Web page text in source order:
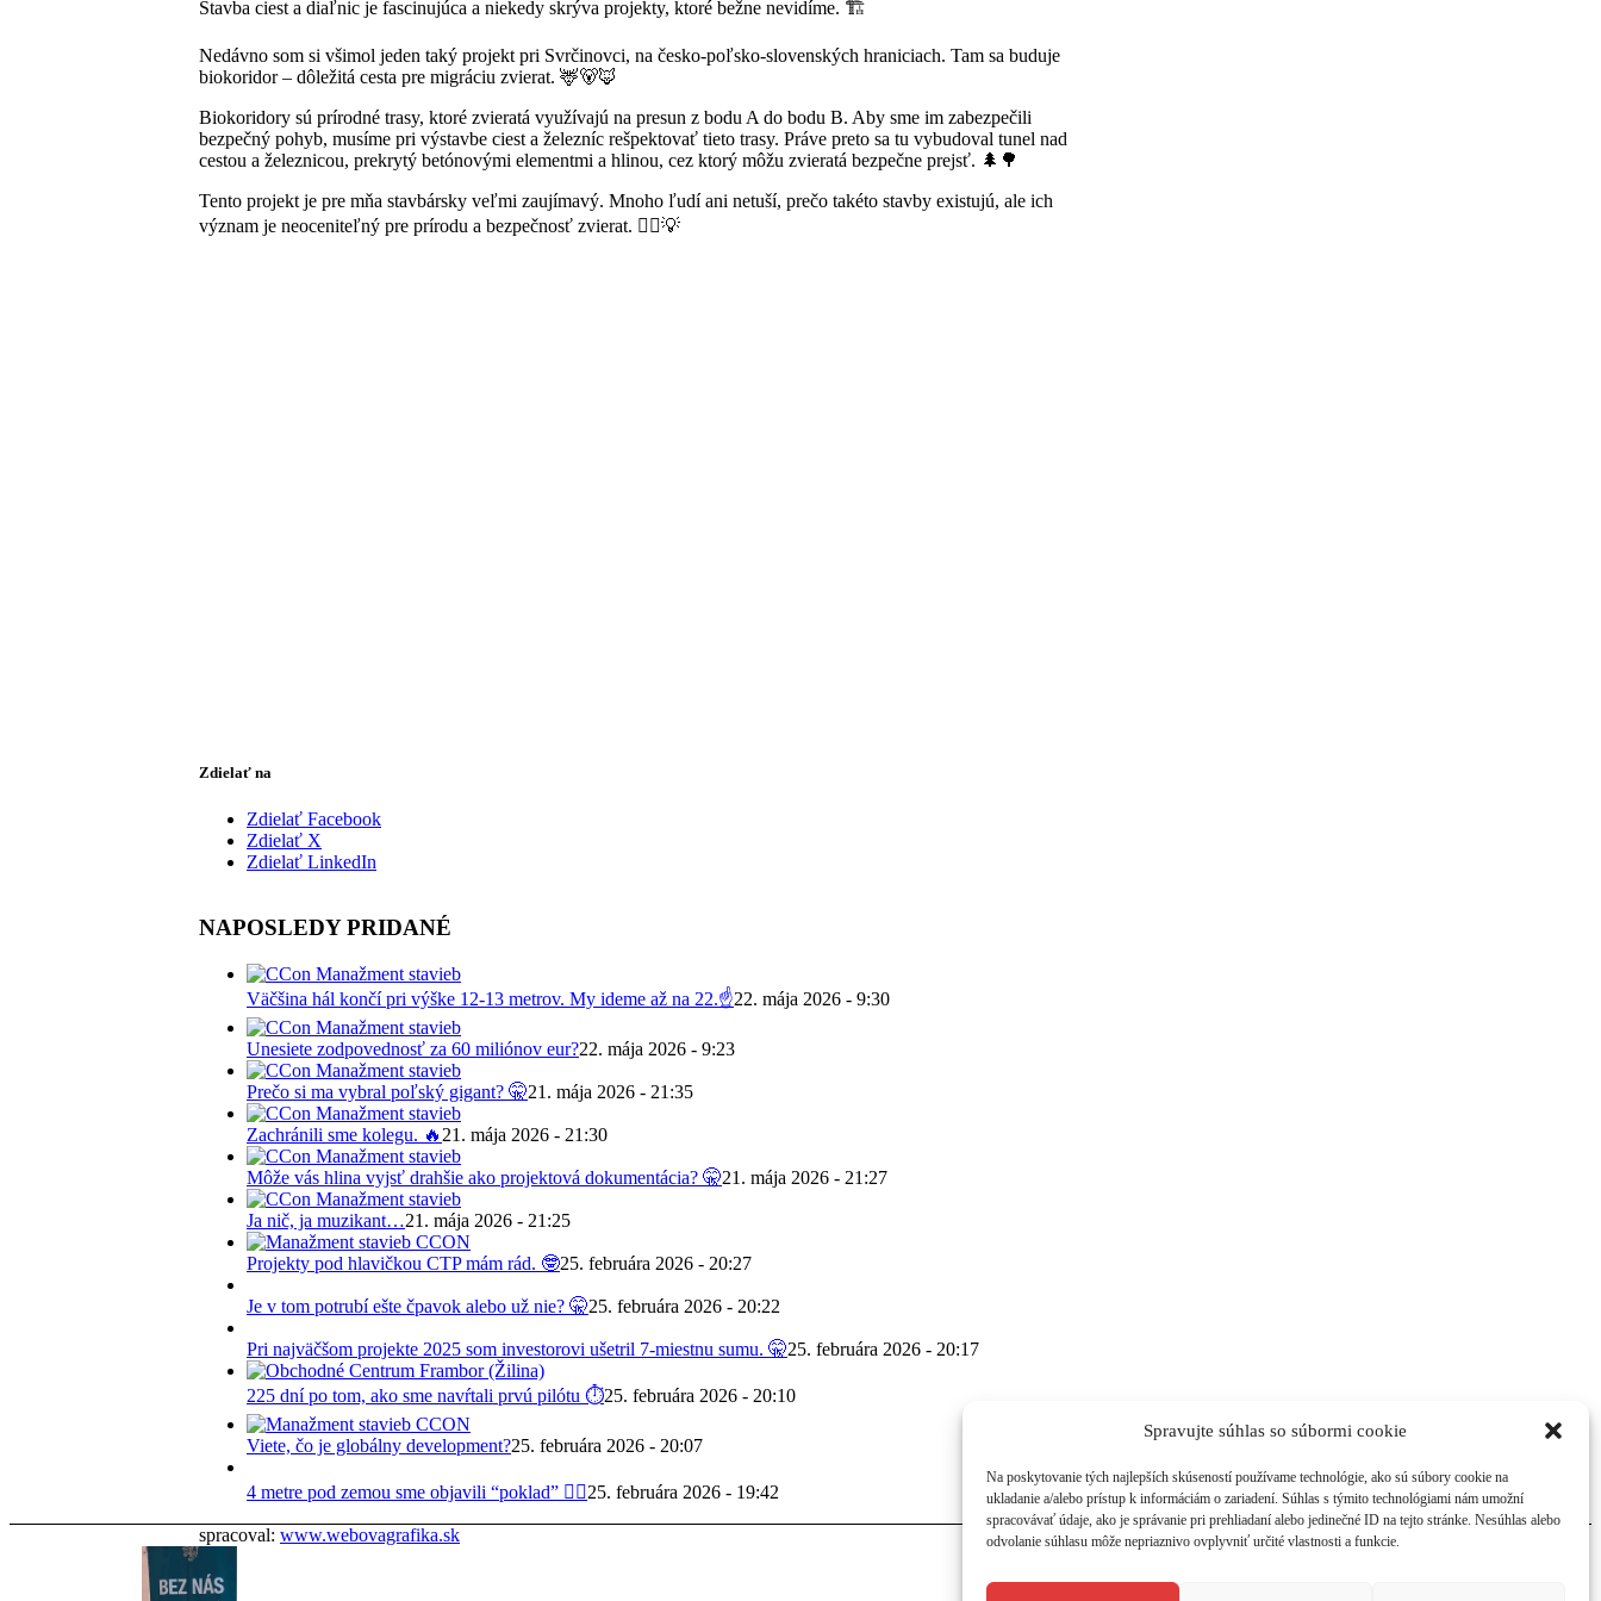
Spravujte súhlas so súbormi cookie
Na poskytovanie tých najlepších skúseností používame technológie, ako sú súbory cookie na
ukladanie a/alebo prístup k informáciám o zariadení. Súhlas s týmito technológiami nám umožní
spracovávať údaje, ako je správanie pri prehliadaní alebo jedinečné ID na tejto stránke. Nesúhlas alebo
odvolanie súhlasu môže nepriaznivo ovplyvniť určité vlastnosti a funkcie.
Stavba ciest a diaľnic je fascinujúca a niekedy skrýva projekty, ktoré bežne nevidíme. 🏗️
Nedávno som si všimol jeden taký projekt pri Svrčinovci, na česko-poľsko-slovenských hraniciach. Tam sa buduje
biokoridor – dôležitá cesta pre migráciu zvierat. 🦌🐻🦊
Biokoridory sú prírodné trasy, ktoré zvieratá využívajú na presun z bodu A do bodu B. Aby sme im zabezpečili
bezpečný pohyb, musíme pri výstavbe ciest a železníc rešpektovať tieto trasy. Práve preto sa tu vybudoval tunel nad
cestou a železnicou, prekrytý betónovými elementmi a hlinou, cez ktorý môžu zvieratá bezpečne prejsť. 🌲🌳
Tento projekt je pre mňa stavbársky veľmi zaujímavý. Mnoho ľudí ani netuší, prečo takéto stavby existujú, ale ich
význam je neoceniteľný pre prírodu a bezpečnosť zvierat. 👷‍♂️💡
Zdielať na
Zdielať Facebook
Zdielať X
Zdielať LinkedIn
NAPOSLEDY PRIDANÉ
Väčšina hál končí pri výške 12-13 metrov. My ideme až na 22.☝️22. mája 2026 - 9:30
Unesiete zodpovednosť za 60 miliónov eur?22. mája 2026 - 9:23
Prečo si ma vybral poľský gigant? 🤫21. mája 2026 - 21:35
Zachránili sme kolegu. 🔥 21. mája 2026 - 21:30
Môže vás hlina vyjsť drahšie ako projektová dokumentácia? 🤫21. mája 2026 - 21:27
Ja nič, ja muzikant…21. mája 2026 - 21:25
Projekty pod hlavičkou CTP mám rád. 🤓25. februára 2026 - 20:27
Je v tom potrubí ešte čpavok alebo už nie? 🤫25. februára 2026 - 20:22
Pri najväčšom projekte 2025 som investorovi ušetril 7-miestnu sumu. 🤫25. februára 2026 - 20:17
225 dní po tom, ako sme navŕtali prvú pilótu ⏱️25. februára 2026 - 20:10
Viete, čo je globálny development?25. februára 2026 - 20:07
4 metre pod zemou sme objavili “poklad” 😵‍💫25. februára 2026 - 19:42
spracoval: www.webovagrafika.sk